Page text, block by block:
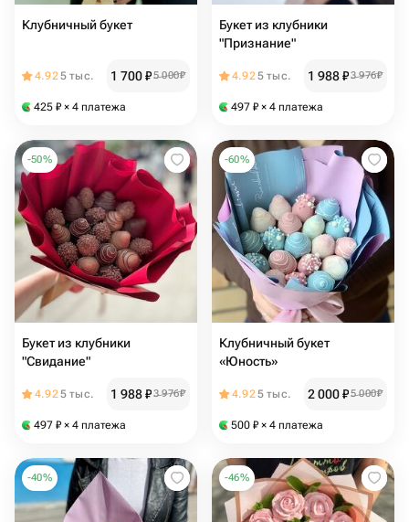
Клубничный букет
4.925 тыс. 1 700₽5 000₽
425 ₽ × 4 платежа
Букет из клубники
"Признание"
4.925 тыс. 1 988₽3 976₽
497 ₽ × 4 платежа
-50%
Букет из клубники
"Свидание"
4.925 тыс. 1 988₽3 976₽
497 ₽ × 4 платежа
-60%
Клубничный букет
«Юность»
4.925 тыс. 2 000₽5 000₽
500 ₽ × 4 платежа
-40% -46%